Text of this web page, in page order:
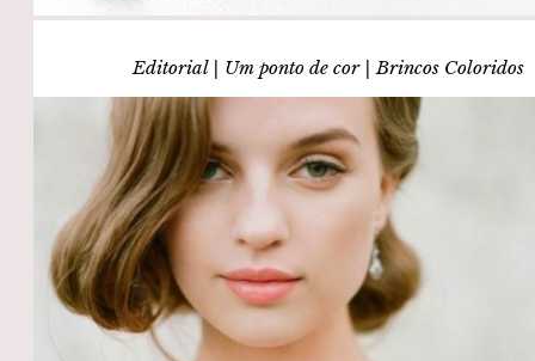
Editorial | Um ponto de cor | Brincos Coloridos